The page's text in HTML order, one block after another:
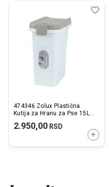
474346 Zolux Plastična
Kutija za Hranu za Pse 15L /
2.950,00 RSD